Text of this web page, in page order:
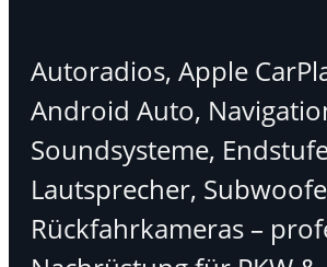
Autoradios, Apple
Android Auto,
Soundsysteme,
Lautsprecher,
Rückfahrkameras –